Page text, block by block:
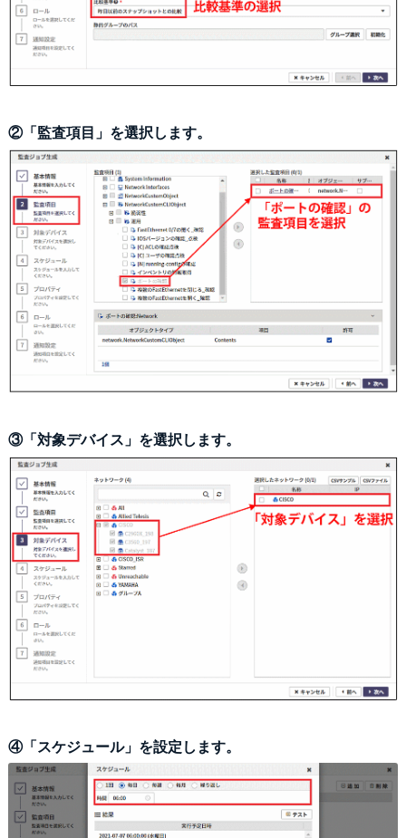
②「監査項目」を選択します。
③「対象デバイス」を選択します。
④「スケジュール」を設定します。